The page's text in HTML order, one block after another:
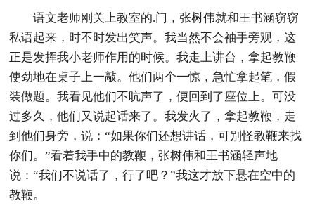
语文老师刚关上教室的.门，张树伟就和王书涵窃窃
私语起来，时不时发出笑声。我当然不会袖手旁观，这
正是发挥我小老师作用的时候。我走上讲台，拿起教鞭
使劲地在桌子上一敲。他们两个一惊，急忙拿起笔，假
装做题。我看见他们不吭声了，便回到了座位上。可没
过多久，他们又说起话来了。我发火了，拿起教鞭，走
到他们身旁，说：“如果你们还想讲话，可别怪教鞭来找
你们。”看着我手中的教鞭，张树伟和王书涵轻声地
说：“我们不说话了，行了吧？”我这才放下悬在空中的
教鞭。